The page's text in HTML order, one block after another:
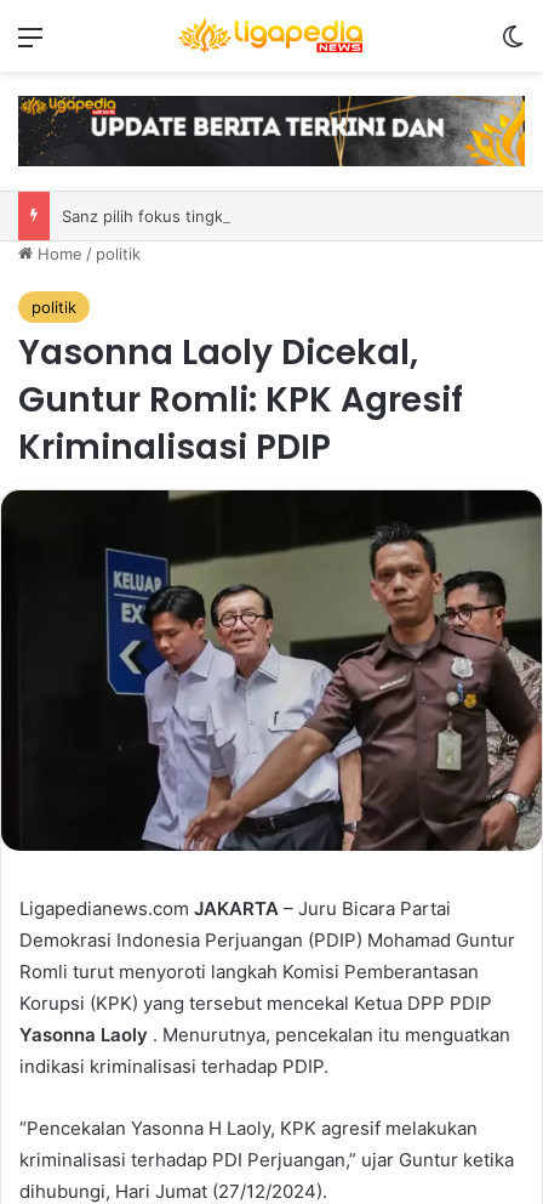
Home / politik
politik
Yasonna Laoly Dicekal,
Guntur Romli: KPK Agresif
Kriminalisasi PDIP
Ligapedianews.com JAKARTA – Juru Bicara Partai
Demokrasi Indonesia Perjuangan (PDIP) Mohamad Guntur
Romli turut menyoroti langkah Komisi Pemberantasan
Korupsi (KPK) yang tersebut mencekal Ketua DPP PDIP
Yasonna Laoly . Menurutnya, pencekalan itu menguatkan
indikasi kriminalisasi terhadap PDIP.
“Pencekalan Yasonna H Laoly, KPK agresif melakukan
kriminalisasi terhadap PDI Perjuangan,” ujar Guntur ketika
dihubungi, Hari Jumat (27/12/2024).